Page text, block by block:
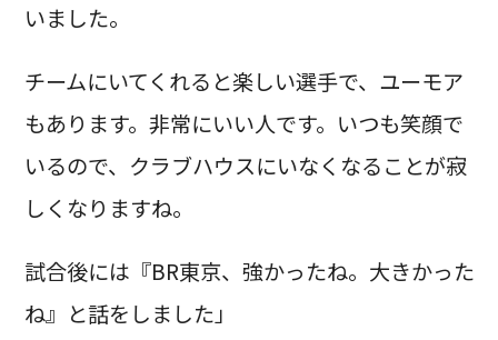
いました。
チームにいてくれると楽しい選手で、ユーモア
もあります。非常にいい人です。いつも笑顔で
いるので、クラブハウスにいなくなることが寂
しくなりますね。
試合後には『BR東京、強かったね。大きかった
ね』と話をしました」